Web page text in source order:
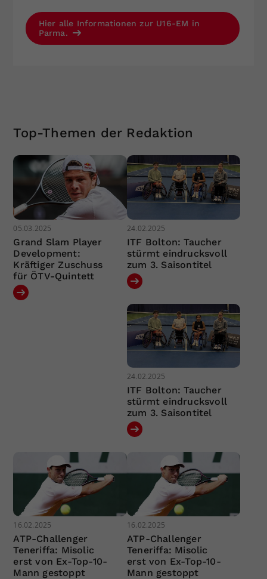
Hier alle Informationen zur U16-EM in
Parma.
Top-Themen der Redaktion
05.03.2025
Grand Slam Player
Development:
Kräftiger Zuschuss
für ÖTV-Quintett
24.02.2025
ITF Bolton: Taucher
stürmt eindrucksvoll
zum 3. Saisontitel
24.02.2025
ITF Bolton: Taucher
stürmt eindrucksvoll
zum 3. Saisontitel
16.02.2025
ATP-Challenger
Teneriffa: Misolic
erst von Ex-Top-10-
Mann gestoppt
16.02.2025
ATP-Challenger
Teneriffa: Misolic
erst von Ex-Top-10-
Mann gestoppt